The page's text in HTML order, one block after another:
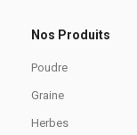
Nos Produits
Poudre
Graine
Herbes